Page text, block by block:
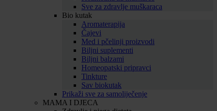
Sve za zdravlje muškaraca
Bio kutak
Aromaterapija
Čajevi
Med i pčelinji proizvodi
Biljni suplementi
Biljni balzami
Homeopatski pripravci
Tinkture
Sav biokutak
Prikaži sve za samoliječenje
MAMA I DJECA